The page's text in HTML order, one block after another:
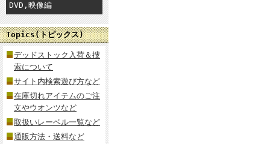
DVD,映像編
Topics(トピックス)
デッドストック入荷＆捜
索について
サイト内検索遊び方など
在庫切れアイテムのご注
文やウオンツなど
取扱いレーベル一覧など
通販方法・送料など